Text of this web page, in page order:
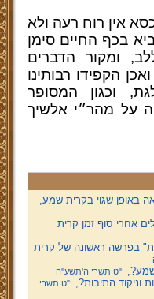
אין רוח רעה ולא
בכף החיים סימן
ומקור הדברים
הקפידו רבותינו
וכגון המסופר
על מהר״י אלשיך
באופן שגוי בקרית שמע,
אחרי סוף זמן קרית
בפרשה ראשונה של קרית
י"ט תשרי ה'תשע''ה
וניקוד התיבות?, י"ט תשרי